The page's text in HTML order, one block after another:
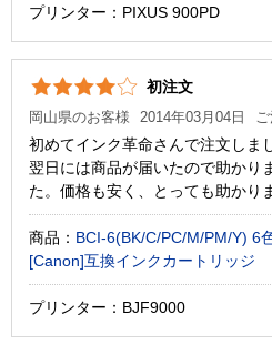
プリンター：PIXUS 900PD
初注文
岡山県のお客様 2014年03月04日
初めてインク革命さんで注文しま
翌日には商品が届いたので助かり
た。価格も安く、とっても助かり
商品： BCI-6(BK/C/PC/M/PM/Y) 6
[Canon]互換インクカートリッジ
プリンター：BJF9000